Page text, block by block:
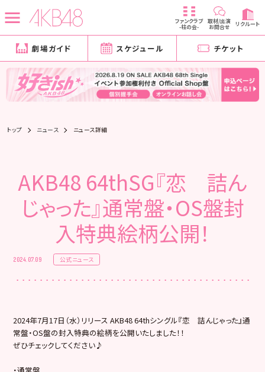
ファンクラブ
-柱の会-
取材/出演
お問合せ リクルート
劇場ガイド スケジュール チケット
トップ ニュース ニュース詳細
AKB48 64thSG『恋 詰ん
じゃった』通常盤・OS盤封
入特典絵柄公開！
2024.07.09 公式ニュース
2024年7月17日（水）リリース AKB48 64thシングル『恋 詰んじゃった』通
常盤・OS盤の封入特典の絵柄を公開いたしました！！
ぜひチェックしてください♪
・通常盤